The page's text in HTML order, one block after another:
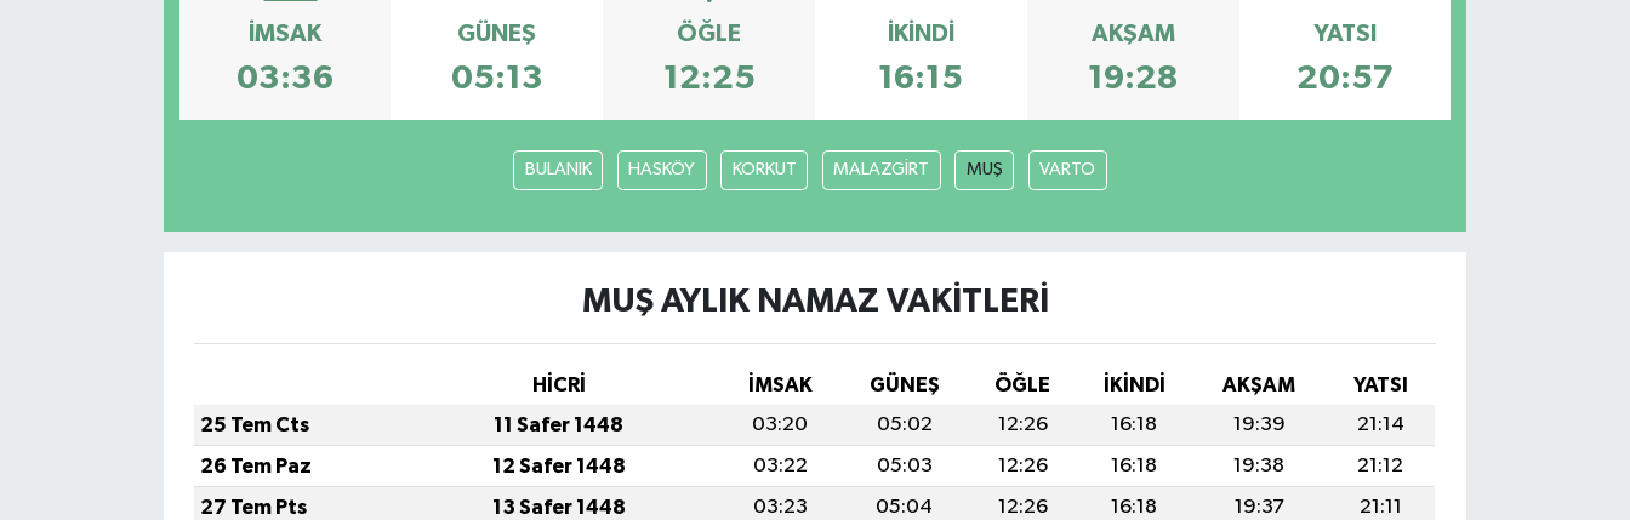
İMSAK
03:36
GÜNEŞ
05:13
ÖĞLE
12:25
İKINDI
16:15
AKŞAM
19:28
YATSI
20:57
BULANIK HASKÖY KORKUT MALAZGİRT MUŞ VARTO
MUŞ AYLIK NAMAZ VAKITLERI
HİCRİ İMSAK GÜNEŞ ÖĞLE İKINDI AKŞAM
YATSI
25 Tem Cts
11 Safer 1448 03:20 05:02 12:26 16:18 19:39
21:14
26 Tem Paz
12 Safer 1448 03:22 05:03 12:26 16:18 19:38
21:12
27 Tem Pts
13 Safer 1448 03:23 05:04 12:26 16:18 19:37
21:11